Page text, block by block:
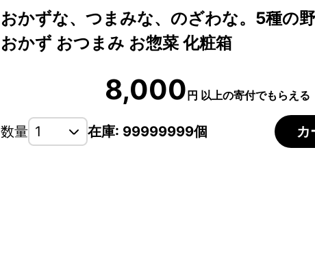
おかずな、つまみな、のざわな。5種の
おかず おつまみ お惣菜 化粧箱
8,000円 以上の寄付でもらえる
数量 在庫: 99999999個 カ